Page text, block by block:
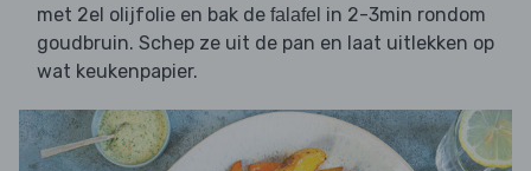
met 2el olijfolie en bak de falafel in 2-3min rondom
goudbruin. Schep ze uit de pan en laat uitlekken op
wat keukenpapier.